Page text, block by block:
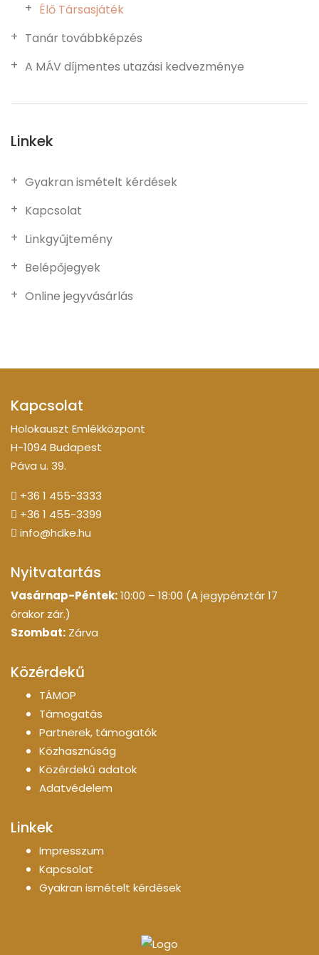
Élő Társasjáték
Tanár továbbképzés
A MÁV díjmentes utazási kedvezménye
Linkek
Gyakran ismételt kérdések
Kapcsolat
Linkgyűjtemény
Belépőjegyek
Online jegyvásárlás
Kapcsolat
Holokauszt Emlékközpont
H-1094 Budapest
Páva u. 39.
+36 1 455-3333
+36 1 455-3399
info@hdke.hu
Nyitvatartás
Vasárnap-Péntek:10:00 – 18:00 (A jegypénztár 17
órakor zár.)
Szombat: Zárva
Közérdekű
TÁMOP
Támogatás
Partnerek, támogatók
Közhasznúság
Közérdekű adatok
Adatvédelem
Linkek
Impresszum
Kapcsolat
Gyakran ismételt kérdések